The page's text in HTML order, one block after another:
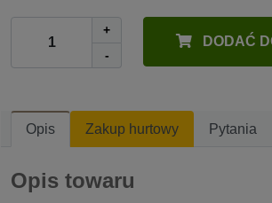
+
-
DODAĆ
Opis Zakup hurtowy Pytania
Opis towaru